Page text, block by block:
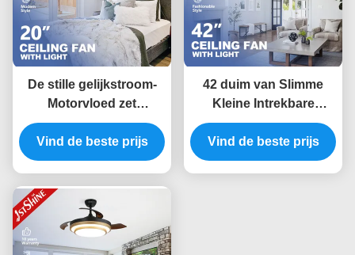
De stille gelijkstroom-
Motorvloed zet
Plafondventilator met
Lichten, Lage
Profielventilator voor
Vind de beste prijs
42 duim van Slimme
Kleine Intrekbare
LEIDENE de Lichte
Controle
Plafondventilatorwifi
Vind de beste prijs